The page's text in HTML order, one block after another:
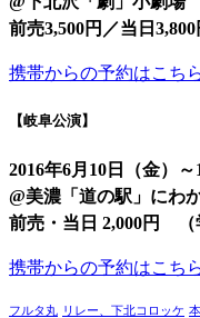
前売3,500円／当日
携帯からの予約はこち
【岐阜公演】
2016年6月10日（金）～
@美濃「道の駅」にわ
前売・当日 2,000円 （
携帯からの予約はこち
フルタ丸 リレー、下北コロッケ